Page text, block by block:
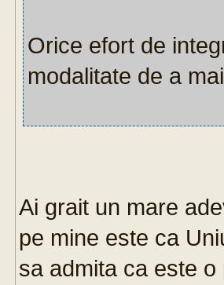
Orice efort de
modalitate de a
Ai grait un mare
pe mine este ca
sa admita ca este